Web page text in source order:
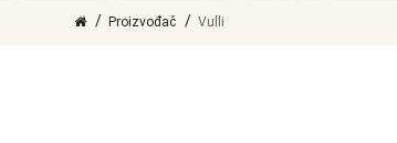
Proizvođač Vulli